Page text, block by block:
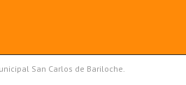
San Carlos de Bariloche.